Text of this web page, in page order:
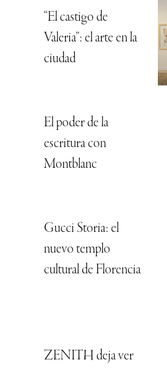
“El castigo de
Valeria”: el arte en la
ciudad
El poder de la
escritura con
Montblanc
Gucci Storia: el
nuevo templo
cultural de Florencia
ZENITH deja ver